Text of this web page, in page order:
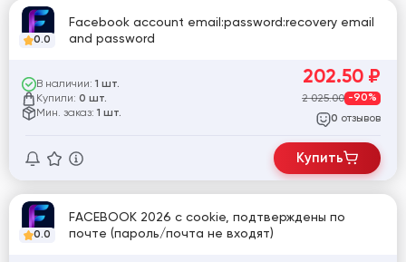
0.0
Facebook account email:password:recovery email
and password
В наличии: 1 шт.
Купили: 0 шт.
Мин. заказ: 1 шт.
202.50 ₽
2 025.00 -90%
0 отзывов
Купить
0.0
FACEBOOK 2026 с cookie, подтверждены по
почте (пароль/почта не входят)